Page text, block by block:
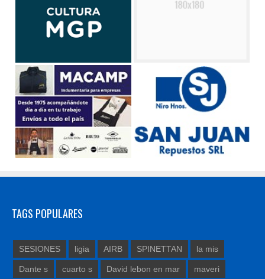
TAGS POPULARES
SESIONES ligia AIRB SPINETTAN la mis
Dante s cuarto s David lebon en mar maveri